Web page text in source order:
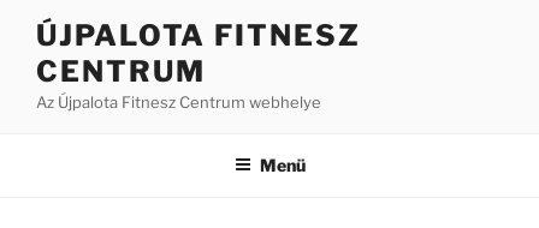
Tartalomhoz
ÚJPALOTA FITNESZ
CENTRUM
Az Újpalota Fitnesz Centrum webhelye
Menü